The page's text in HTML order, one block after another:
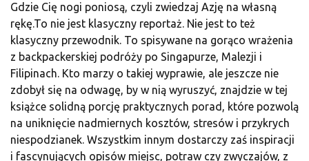
Gdzie Cię nogi poniosą, czyli zwiedzaj Azję na własną
rękę.To nie jest klasyczny reportaż. Nie jest to też
klasyczny przewodnik. To spisywane na gorąco wrażenia
z backpackerskiej podróży po Singapurze, Malezji i
Filipinach. Kto marzy o takiej wyprawie, ale jeszcze nie
zdobył się na odwagę, by w nią wyruszyć, znajdzie w tej
książce solidną porcję praktycznych porad, które pozwolą
na uniknięcie nadmiernych kosztów, stresów i przykrych
niespodzianek. Wszystkim innym dostarczy zaś inspiracji
i fascynujących opisów miejsc, potraw czy zwyczajów, z